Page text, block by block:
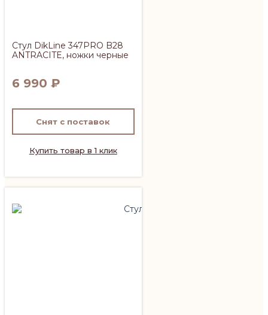
Стул DikLine 347PRO B28
ANTRACITE, ножки черные
6 990 ₽
Снят с поставок
Купить товар в 1 клик